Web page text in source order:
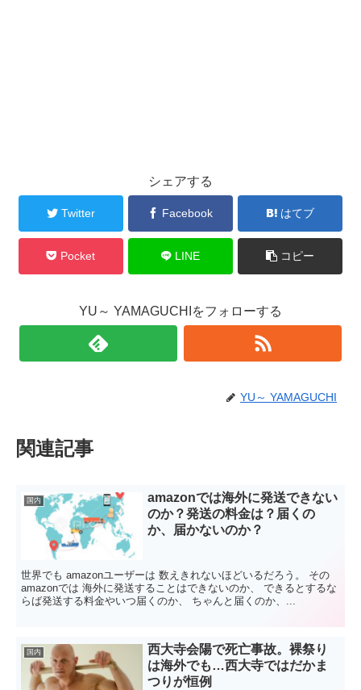
シェアする
Twitter Facebook はてブ
Pocket LINE コピー
YU～ YAMAGUCHIをフォローする
YU～ YAMAGUCHI
関連記事
国内
amazonでは海外に発送できない
のか？発送の料金は？届くの
か、届かないのか？
世界でも amazonユーザーは 数えきれないほどいるだろう。 その
amazonでは 海外に発送することはできないのか、 できるとするな
らば発送する料金やいつ届くのか、 ちゃんと届くのか、...
国内
西大寺会陽で死亡事故。裸祭り
は海外でも…西大寺ではだかま
つりが恒例